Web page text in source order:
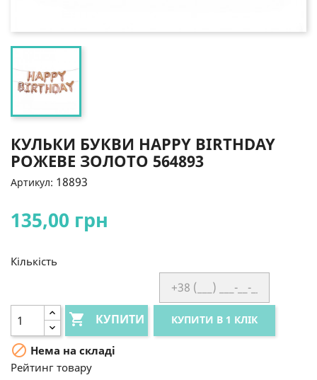
КУЛЬКИ БУКВИ HAPPY BIRTHDAY
РОЖЕВЕ ЗОЛОТО 564893
Артикул: 18893
135,00 грн
Кількість
 КУПИТИ КУПИТИ В 1 КЛІК
 Нема на складі
Рейтинг товару